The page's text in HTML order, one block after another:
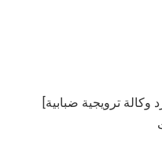
وكالة ترويجية ضبابية]